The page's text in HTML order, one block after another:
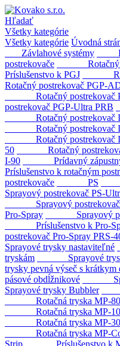
Hľadať
Všetky kategórie
Všetky kategórie Úvodná
Závlahové systémy
postrekovače
Rotačný
Príslušenstvo k PGJ
Rotačný postrekovač PGP-
Rotačný postrekovač
postrekovač PGP-Ultra PRB
Rotačný postrekovač
Rotačný postrekovač
Rotačný postrekovač
50
Rotačný
I-90
Prídavný zápustný
Príslušenstvo k rotačným
postrekovače
PS I-
Sprayový postrekovač PS-
Sprayový postrekovač
Pro-Spray
Sprayový
Príslušenstvo k Pro-
postrekovač Pro-Spray PRS-
Sprayové trysky nastaviteľné
tryskám
Sprayové trysky
trysky pevná výseč s krátkym
pásové obdĺžnikové
Sprayové trysky Bubbler
Rotačná tryska MP-
Rotačná tryska MP-
Rotačná tryska MP-
Rotačná tryska MP-
Strip
Príslušenstvo k